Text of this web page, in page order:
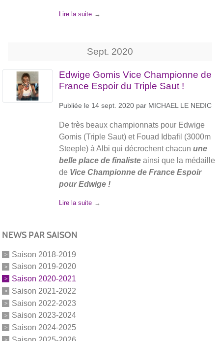
Lire la suite
Sept. 2020
Edwige Gomis Vice Championne de
France Espoir du Triple Saut !
Publiée le 14 sept. 2020 par MICHAEL LE NEDIC
De très beaux championnats pour Edwige
Gomis (Triple Saut) et Fouad Idbafil (3000m
Steeple) à Albi qui décrochent chacun une
belle place de finaliste ainsi que la médaille
de Vice Championne de France Espoir
pour Edwige !
Lire la suite
NEWS PAR SAISON
Saison 2018-2019
Saison 2019-2020
Saison 2020-2021
Saison 2021-2022
Saison 2022-2023
Saison 2023-2024
Saison 2024-2025